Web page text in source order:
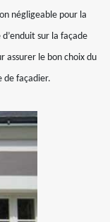
négligeable pour la
sur la façade
assurer le bon choix du
de façadier.